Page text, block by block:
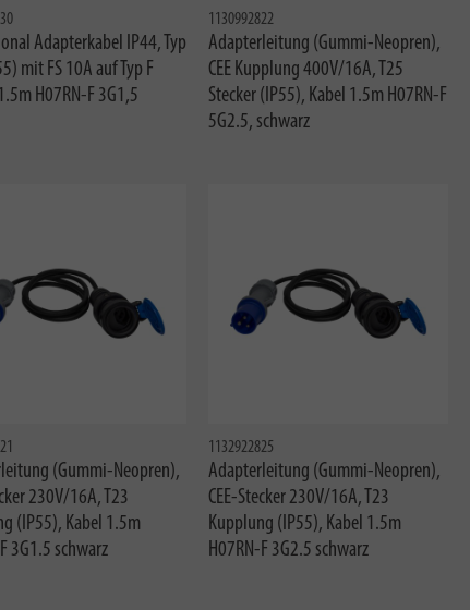
Adapterkabel IP44, Typ
mit FS 10A auf Typ F
H07RN-F 3G1,5
1130992822
Adapterleitung (Gummi-Neopren),
CEE Kupplung 400V/16A, T25
Stecker (IP55), Kabel 1.5m H07RN-F
5G2.5, schwarz
(Gummi-Neopren),
230V/16A, T23
(IP55), Kabel 1.5m
3G1.5 schwarz
1132922825
Adapterleitung (Gummi-Neopren),
CEE-Stecker 230V/16A, T23
Kupplung (IP55), Kabel 1.5m
H07RN-F 3G2.5 schwarz